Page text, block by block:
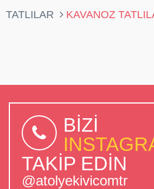
TATLILAR KAVANOZ
BİZİ
TAKİP EDİN
@atolyekivicomtr